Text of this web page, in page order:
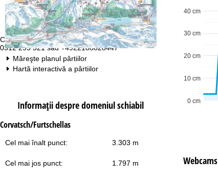
Contact
0312 295 321 sau +4922188828447
Măreşte planul pârtiilor
Hartă interactivă a pârtiilor
Informaţii despre domeniul schiabil
Corvatsch/Furtschellas
Cel mai înalt punct: 3.303 m
Cel mai jos punct: 1.797 m
0 cm
10 cm
20 cm
30 cm
40 cm
Webcams